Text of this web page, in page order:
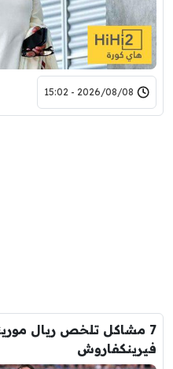
2026/08/08 - 15:02
7 مشاكل تلخص ريال
فيرينكفاروش